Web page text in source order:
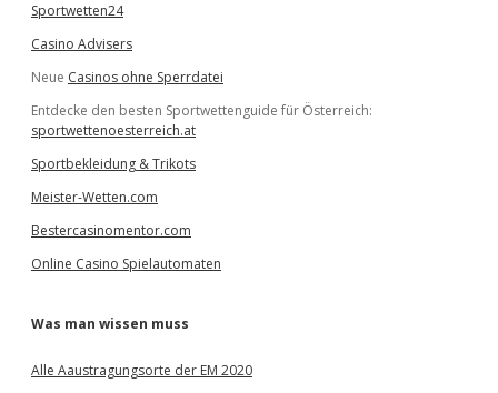
Sportwetten24
Casino Advisers
Neue Casinos ohne Sperrdatei
Entdecke den besten Sportwettenguide für Österreich:
sportwettenoesterreich.at
Sportbekleidung & Trikots
Meister-Wetten.com
Bestercasinomentor.com
Online Casino Spielautomaten
Was man wissen muss
Alle Aaustragungsorte der EM 2020